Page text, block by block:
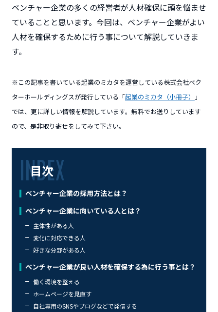
ベンチャー企業の多くの経営者が人材確保に頭を悩ませ
ていることと思います。今回は、ベンチャー企業がよい
人材を確保するために行う事について解説していきま
す。
※この記事を書いている起業のミカタを運営している株式会社ベク
ターホールディングスが発行している「起業のミカタ（小冊子）
」
では、更に詳しい情報を解説しています。無料でお送りしています
ので、是非取り寄せをしてみて下さい。
目次
ベンチャー企業の採用方法とは？
ベンチャー企業に向いている人とは？
主体性がある人
変化に対応できる人
好きな分野がある人
ベンチャー企業が良い人材を確保する為に行う事とは？
働く環境を整える
ホームページを見直す
自社専用のSNSやブログなどで発信する